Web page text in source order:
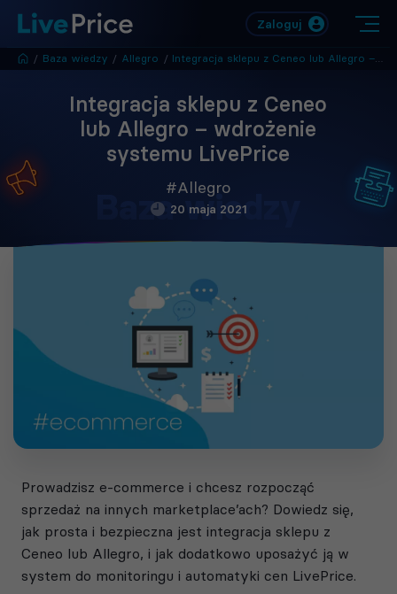
Zaloguj
/ Baza wiedzy / Allegro / Integracja sklepu z Ceneo lub Allegro – wdrożenie systemu LivePrice
Integracja sklepu z Ceneo
lub Allegro – wdrożenie
systemu LivePrice
#Allegro
20 maja 2021
Baza wiedzy
Prowadzisz e-commerce i chcesz rozpocząć
sprzedaż na innych marketplace’ach? Dowiedz się,
jak prosta i bezpieczna jest integracja sklepu z
Ceneo lub Allegro, i jak dodatkowo uposażyć ją w
system do monitoringu i automatyki cen LivePrice.